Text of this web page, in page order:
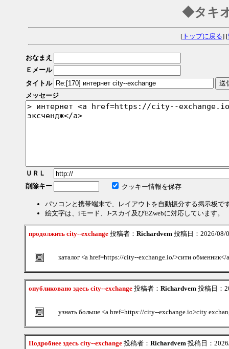
◆タキ
[トップに戻る] [
おなまえ
Ｅメール
タイトル
メッセージ
ＵＲＬ
削除キー
クッキー情報を保存
パソコンと携帯端末で、レイアウトを自動振分する掲示板で
絵文字は、iモード、J-スカイ及びEZwebに対応しています。
продолжить city--exchange 投稿者： Richardvem 投稿日：2026/08/
каталог <a href=https://city--exchange.io/>сити обменник</
опубликовано здесь city--exchange 投稿者： Richardvem 投稿日：
узнать больше <a href=https://city--exchange.io>city
Подробнее здесь city--exchange 投稿者： Richardvem 投稿日：